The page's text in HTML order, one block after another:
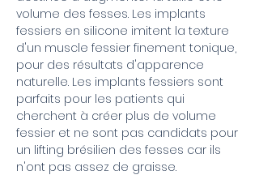
volume des fesses. Les implants
fessiers en silicone imitent la texture
d'un muscle fessier finement tonique,
pour des résultats d'apparence
naturelle. Les implants fessiers sont
parfaits pour les patients qui
cherchent à créer plus de volume
fessier et ne sont pas candidats pour
un lifting brésilien des fesses car ils
n'ont pas assez de graisse.